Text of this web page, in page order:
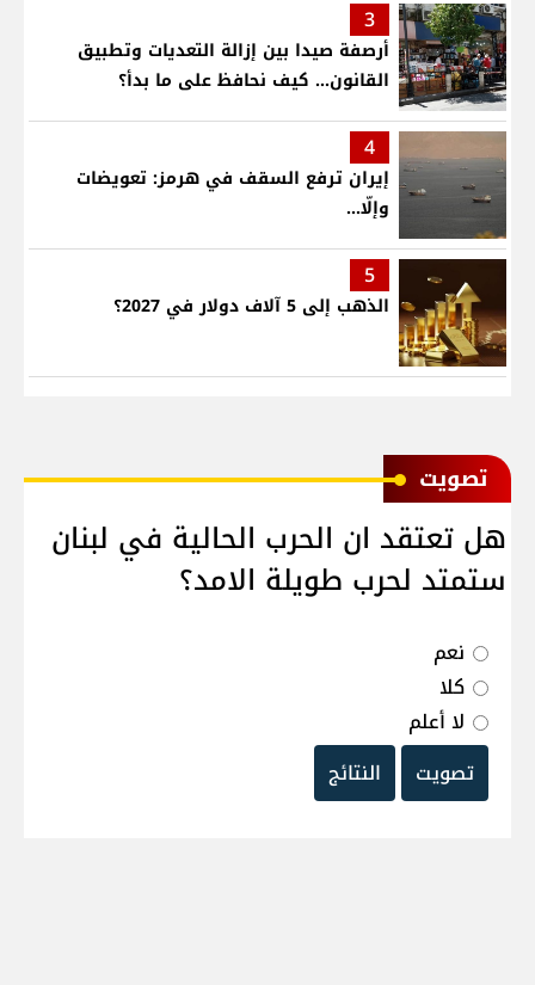
3
أرصفة صيدا بين إزالة التعديات وتطبيق
القانون... كيف نحافظ على ما بدأ؟
4
إيران ترفع السقف في هرمز: تعويضات
وإلّا...
5
الذهب إلى 5 آلاف دولار في 2027؟
ﺗﺼﻮﻳﺖ
هل تعتقد ان الحرب الحالية في لبنان
ستمتد لحرب طويلة الامد؟
نعم
كلا
لا أعلم
تصويت
النتائج